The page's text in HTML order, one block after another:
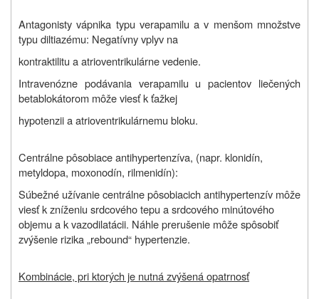
Antagonisty vápnika typu verapamilu a v menšom množstve
typu diltiazému: Negatívny vplyv na
kontraktilitu a atrioventrikulárne vedenie.
Intravenózne podávania verapamilu u pacientov liečených
betablokátorom môže viesť k ťažkej
hypotenzii a atrioventrikulárnemu bloku.
Centrálne pôsobiace antihypertenzíva, (napr. klonidín,
metyldopa, moxonodín, rilmenidín):
Súbežné užívanie centrálne pôsobiacich antihypertenzív môže
viesť k zníženiu srdcového tepu a srdcového minútového
objemu a k vazodilatácii. Náhle prerušenie môže spôsobiť
zvýšenie rizika „rebound“ hypertenzie.
Kombinácie, pri ktorých je nutná zvýšená opatrnosť